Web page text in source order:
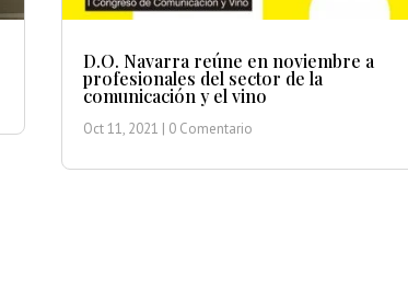
D.O. Navarra reúne en noviembre a
profesionales del sector de la
comunicación y el vino
Oct 11, 2021 | 0 Comentario